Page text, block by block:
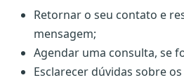
Retornar o seu contato e
mensagem;
Agendar uma consulta, se
Esclarecer dúvidas sobre